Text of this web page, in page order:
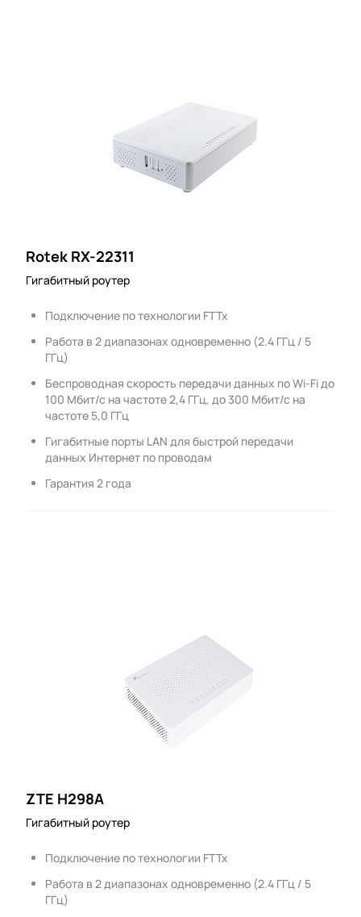
Rotek RX-22311
Гигабитный роутер
Подключение по технологии FTTx
Работа в 2 диапазонах одновременно (2.4 ГГц / 5
ГГц)
Беспроводная скорость передачи данных по Wi-Fi до
100 Мбит/с на частоте 2,4 ГГц, до 300 Мбит/с на
частоте 5,0 ГГц
Гигабитные порты LAN для быстрой передачи
данных Интернет по проводам
Гарантия 2 года
ZTE H298A
Гигабитный роутер
Подключение по технологии FTTx
Работа в 2 диапазонах одновременно (2.4 ГГц / 5
ГГц)